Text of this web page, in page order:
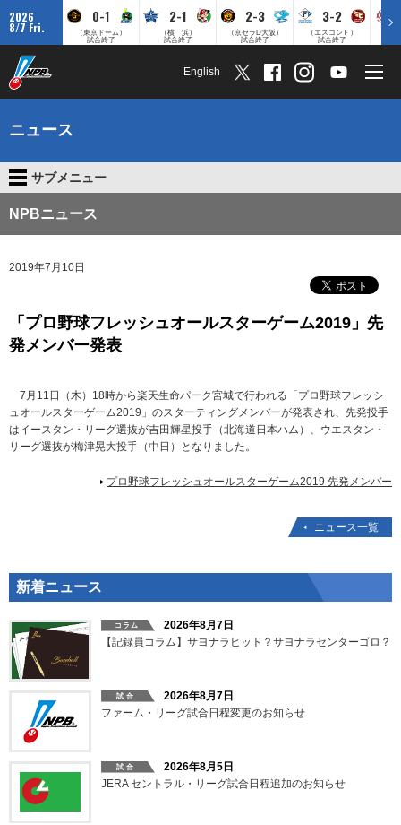
2026
8/7 Fri.
0-1
（東京ドーム）
試合終了
2-1
（横 浜）
試合終了
2-3
（京セラD大阪）
試合終了
3-2
（エスコンＦ）
試合終了
English
ニュース
サブメニュー
NPBニュース
2019年7月10日
「プロ野球フレッシュオールスターゲーム2019」先
発メンバー発表
7月11日（木）18時から楽天生命パーク宮城で行われる「プロ野球フレッシ
ュオールスターゲーム2019」のスターティングメンバーが発表され、先発投手
はイースタン・リーグ選抜が吉田輝星投手（北海道日本ハム）、ウエスタン・
リーグ選抜が梅津晃大投手（中日）となりました。
プロ野球フレッシュオールスターゲーム2019 先発メンバー
ニュース一覧
新着ニュース
2026年8月7日
【記録員コラム】サヨナラヒット？サヨナラセンターゴロ？
2026年8月7日
ファーム・リーグ試合日程変更のお知らせ
2026年8月5日
JERA セントラル・リーグ試合日程追加のお知らせ